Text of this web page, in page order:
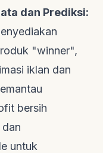
dan Prediksi:
"winner",
iklan dan
bersih
untuk